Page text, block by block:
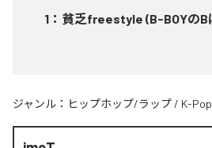
1 ： 貧乏freestyle (B-BOYのB
ジャンル： ヒップホップ/ラップ / K-Pop